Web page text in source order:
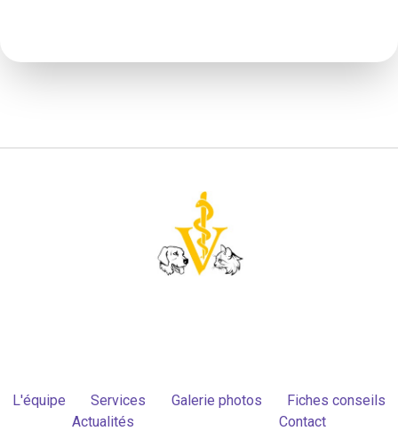
L'équipe Services Galerie photos
Fiches conseils
Actualités
Contact